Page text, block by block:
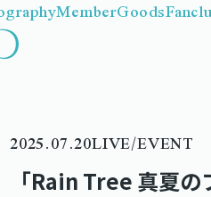
MemberGoods
2025.07.20LIVE/EVENT
「Rain Tree 真夏